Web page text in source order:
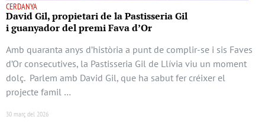
CERDANYA
David Gil, propietari de la Pastisseria Gil
i guanyador del premi Fava d’Or
Amb quaranta anys d’història a punt de complir-se i sis Faves
d’Or consecutives, la Pastisseria Gil de Llívia viu un moment
dolç. Parlem amb David Gil, que ha sabut fer créixer el
projecte famil …
30 març del 2026